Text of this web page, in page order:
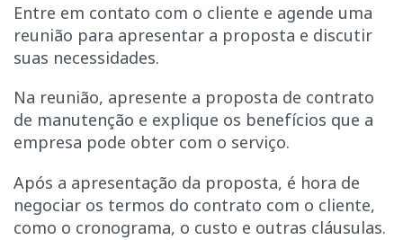
Entre em contato com o cliente e agende uma
reunião para apresentar a proposta e discutir
suas necessidades.
Na reunião, apresente a proposta de contrato
de manutenção e explique os benefícios que a
empresa pode obter com o serviço.
Após a apresentação da proposta, é hora de
negociar os termos do contrato com o cliente,
como o cronograma, o custo e outras cláusulas.